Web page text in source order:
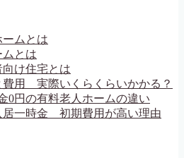
ムとは
とは
け住宅とは
費用 実際いくらくらいかかる？
0円の有料老人ホームの違い
居一時金 初期費用が高い理由